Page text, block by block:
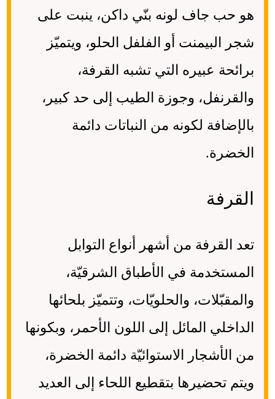
هو حب جاف لونه بنّي داكن، ينبت على
شجر البيمنت أو الفلفل الحلو، ويتميّز
برائحة عبيره التي تشبه القرفة،
والقرنفل، وجوزة الطيب إلى حد كبير،
بالإضافة لكونه من النباتات دائمة
الخضرة.
القرفة
تعد القرفة من أشهر أنواع التوابل
المستخدمة في الأطباق الشرقيّة،
والمقبّلات، والحلويّات، وتتميّز بلحائها
الداخلي المائل إلى اللون الأحمر، وبكونها
من الأشجار الاستوائيّة دائمة الخضرة،
ويتم تحضيرها بتقطيع اللحاء إلى العديد